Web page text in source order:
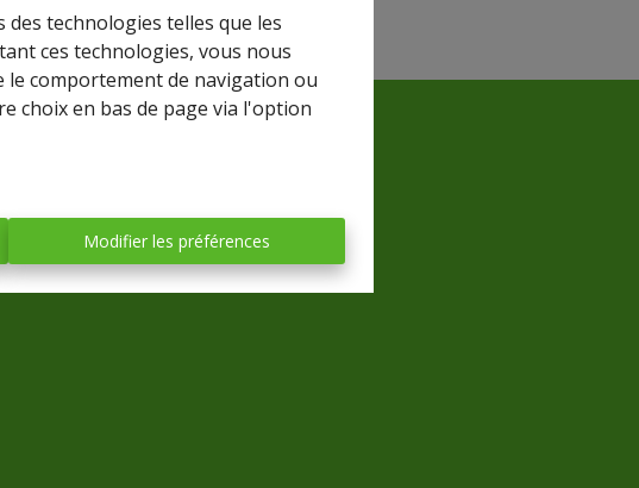
technologies telles que les
ces technologies, vous nous
le comportement de navigation ou
choix en bas de page via l'option
Modifier les préférences